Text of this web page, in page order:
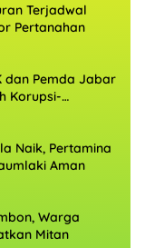
Terjadwal
Pertanahan
dan Pemda Jabar
Korupsi-
Naik, Pertamina
Aman
Warga
Mitan